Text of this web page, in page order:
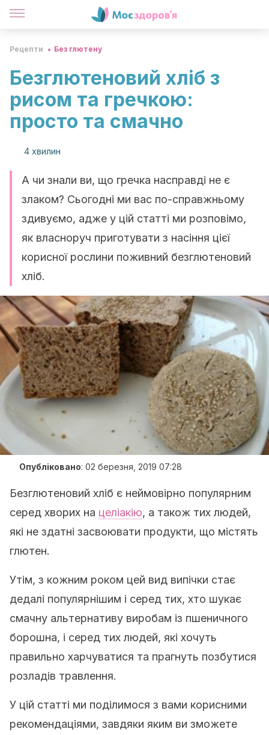
Рецепти Без глютену
Безглютеновий хліб з
рисом та гречкою:
просто та смачно
4 хвилин
А чи знали ви, що гречка насправді не є
злаком? Сьогодні ми вас по-справжньому
здивуємо, адже у цій статті ми розповімо,
як власноруч приготувати з насіння цієї
корисної рослини поживний безглютеновий
хліб.
Опубліковано: 02 березня, 2019 07:28
Безглютеновий хліб є неймовірно популярним
серед хворих на целіакію, а також тих людей,
які не здатні засвоювати продукти, що містять
глютен.
Утім, з кожним роком цей вид випічки стає
дедалі популярнішим і серед тих, хто шукає
смачну альтернативу виробам із пшеничного
борошна, і серед тих людей, які хочуть
правильно харчуватися та прагнуть позбутися
розладів травлення.
У цій статті ми поділимося з вами корисними
рекомендаціями, завдяки яким ви зможете